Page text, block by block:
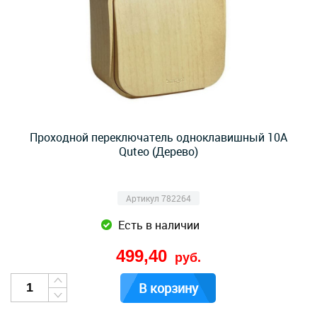
Проходной переключатель одноклавишный 10А
Quteo (Дерево)
Артикул 782264
Есть в наличии
499,40 руб.
В корзину